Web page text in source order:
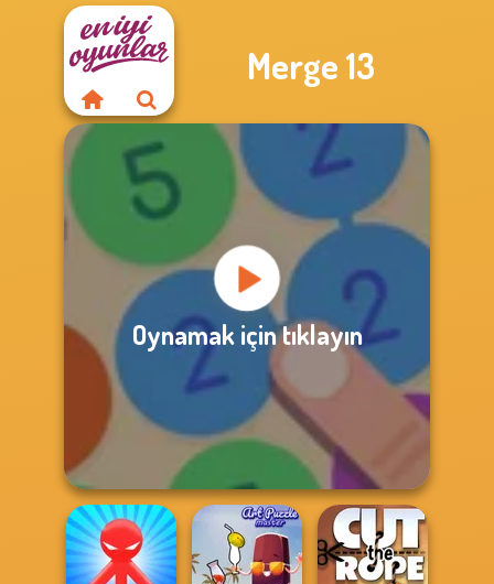
Merge 13
Oynamak için tıklayın